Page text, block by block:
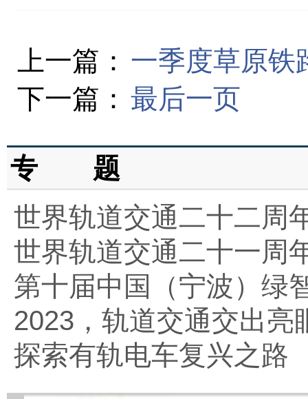
上一篇： 一季度草原铁
下一篇： 最后一页
专 题
世界轨道交通二十二周
世界轨道交通二十一周
第十届中国（宁波）绿
2023，轨道交通交出亮
探索有轨电车复兴之路